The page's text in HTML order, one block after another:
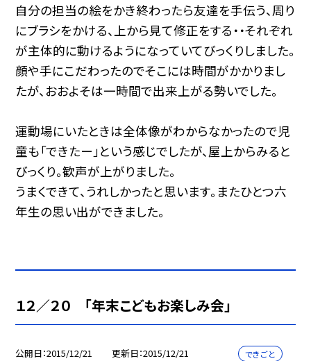
自分の担当の絵をかき終わったら友達を手伝う、周り
にブラシをかける、上から見て修正をする・・それぞれ
が主体的に動けるようになっていてびっくりしました。
顔や手にこだわったのでそこには時間がかかりまし
たが、おおよそは一時間で出来上がる勢いでした。
運動場にいたときは全体像がわからなかったので児
童も「できたー」という感じでしたが、屋上からみると
びっくり。歓声が上がりました。
うまくできて、うれしかったと思います。またひとつ六
年生の思い出ができました。
１２／２０ 「年末こどもお楽しみ会」
公開日 2015/12/21 更新日 2015/12/21 できごと